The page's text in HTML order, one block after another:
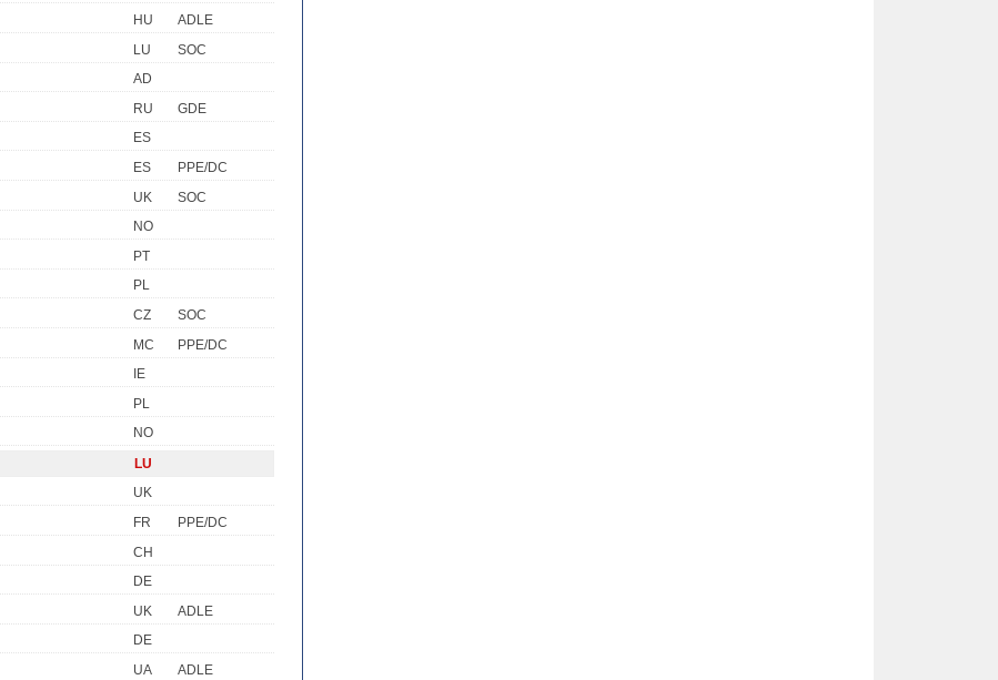
HU
ADLE
LU
SOC
AD
RU
GDE
ES
ES
PPE/DC
UK
SOC
NO
PT
PL
CZ
SOC
MC
PPE/DC
IE
PL
NO
LU
UK
FR
PPE/DC
CH
DE
UK
ADLE
DE
UA
ADLE